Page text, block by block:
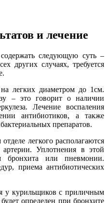
и лечение
следующую суть –
других случаях, требуется
легких диаметром до 1см.
– это говорит о наличии
Лечение воспаления
антибиотиков, а также
препаратов.
легкого располагаются
Уплотнения в этой
бронхита или пневмонии.
приема антибиотических
у курильщиков с приличным
определен при бронхите